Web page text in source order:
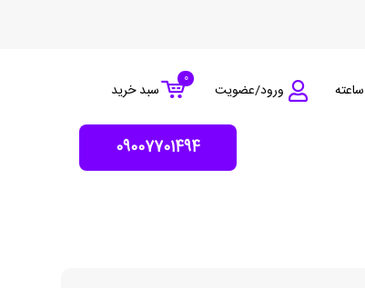
ورود/عضویت
0
سبد خرید
09007701494